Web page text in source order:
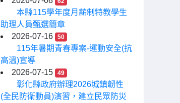
本縣115學年度月薪制特教學生
助理人員甄選簡章
2026-07-16
50
115年暑期青春專案-運動安全(抗
高溫)宣導
2026-07-15
49
彰化縣政府辦理2026城鎮韌性
(全民防衛動員)演習，建立民眾防災